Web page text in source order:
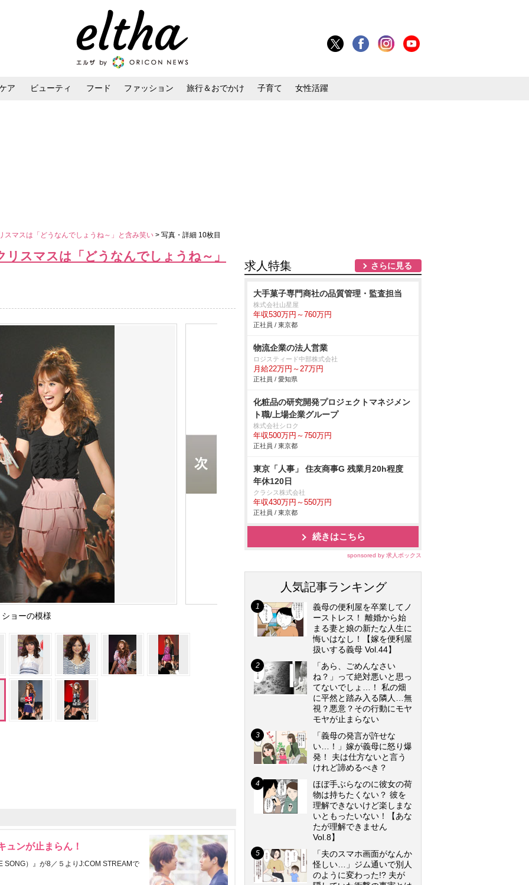
ア ビューティ フード ファッション 旅行＆おでかけ 子育て 女性活躍
スマスは「どうなんでしょうね～」と含み笑い > 写真・詳細 10枚目
リスマスは「どうなんでしょうね～」
ショーの模様
ュンが止まらん！
SONG）』が8／５よりJ:COM STREAMで
求人特集 さらに見る
大手菓子専門商社の品質管理・監査担当
株式会社山星屋
年収530万円～760万円
正社員 / 東京都
物流企業の法人営業
ロジスティード中部株式会社
月給22万円～27万円
正社員 / 愛知県
化粧品の研究開発プロジェクトマネジメン
ト職/上場企業グループ
株式会社シロク
年収500万円～750万円
正社員 / 東京都
東京「人事」 住友商事G 残業月20h程度
年休120日
クラシス株式会社
年収430万円～550万円
正社員 / 東京都
続きはこちら
sponsored by 求人ボックス
人気記事ランキング
義母の便利屋を卒業してノ
ーストレス！ 離婚から始
まる妻と娘の新たな人生に
悔いはなし！【嫁を便利屋
扱いする義母 Vol.44】
「あら、ごめんなさい
ね？」って絶対悪いと思っ
てないでしょ…！ 私の畑
に平然と踏み入る隣人…無
視？悪意？その行動にモヤ
モヤが止まらない
「義母の発言が許せな
い…！」嫁が義母に怒り爆
発！ 夫は仕方ないと言う
けれど諦めるべき？
ほぼ手ぶらなのに彼女の荷
物は持ちたくない？ 彼を
理解できないけど楽しまな
いともったいない！【あな
たが理解できません
Vol.8】
「夫のスマホ画面がなんか
怪しい…」ジム通いで別人
のように変わった!? 夫が